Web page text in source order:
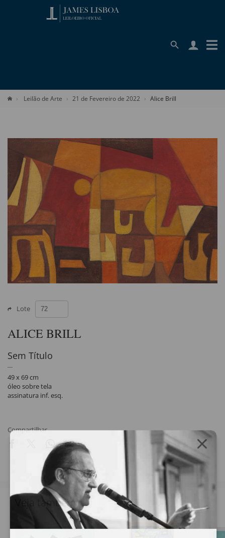
Leilão de Arte 21 de Fevereiro de 2022 Alice Brill
Lote
ALICE BRILL
Sem Título
49 x 69 cm
óleo sobre tela
assinatura inf. esq.
Compartilhar
Veja também